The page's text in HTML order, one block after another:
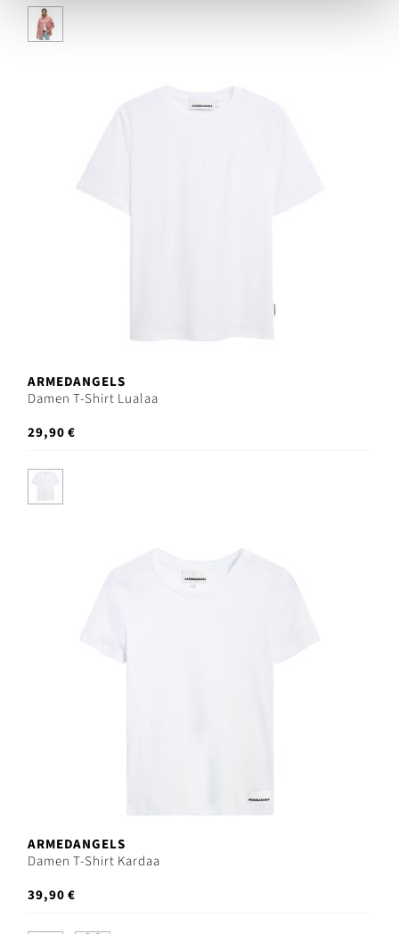
ARMEDANGELS
Damen T-Shirt Lualaa
29,90 €
ARMEDANGELS
Damen T-Shirt Kardaa
39,90 €